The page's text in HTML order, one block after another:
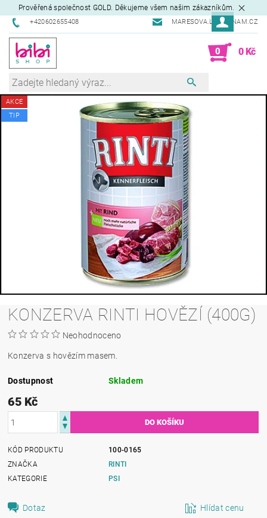
Prověřená společnost GOLD. Děkujeme všem našim zákazníkům.
+420602655408 MARESOVA.L@SEZNAM.CZ
0 0 Kč
AKCE
TIP
KONZERVA RINTI HOVĚZÍ (400G)
Neohodnoceno
Konzerva s hovězím masem.
Dostupnost Skladem
65 Kč
KÓD PRODUKTU
100-0165
ZNAČKA
RINTI
KATEGORIE
PSI
Dotaz Hlídat cenu